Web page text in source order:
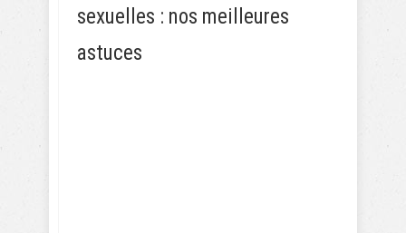
sexuelles : nos meilleures
astuces